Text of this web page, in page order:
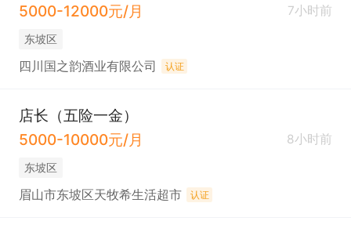
5000-12000元/月
7小时前
东坡区
四川国之韵酒业有限公司 认证
店长（五险一金）
5000-10000元/月
8小时前
东坡区
眉山市东坡区天牧希生活超市 认证